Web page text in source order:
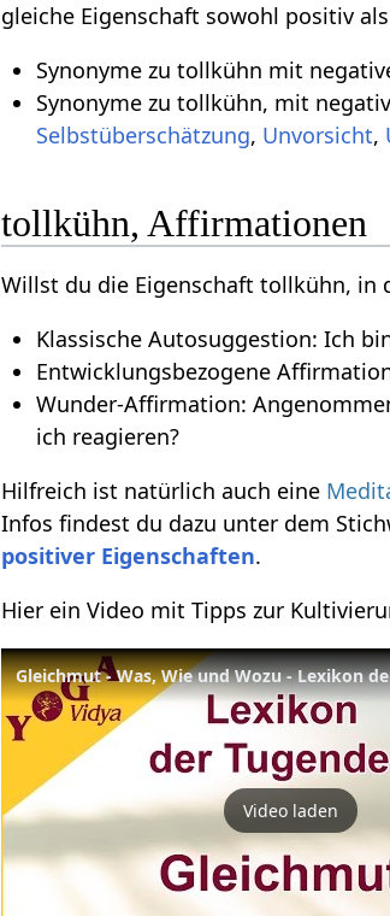
gleiche Eigenschaft sowohl positiv
Synonyme zu tollkühn mit
Synonyme zu tollkühn, mit
Selbstüberschätzung, Unvorsicht,
tollkühn, Affirmationen
Willst du die Eigenschaft tollkühn, in
Klassische Autosuggestion: Ich
Entwicklungsbezogene
Wunder-Affirmation:
ich reagieren?
Hilfreich ist natürlich auch eine
Infos findest du dazu unter dem
positiver Eigenschaften.
Hier ein Video mit Tipps zur
Video laden